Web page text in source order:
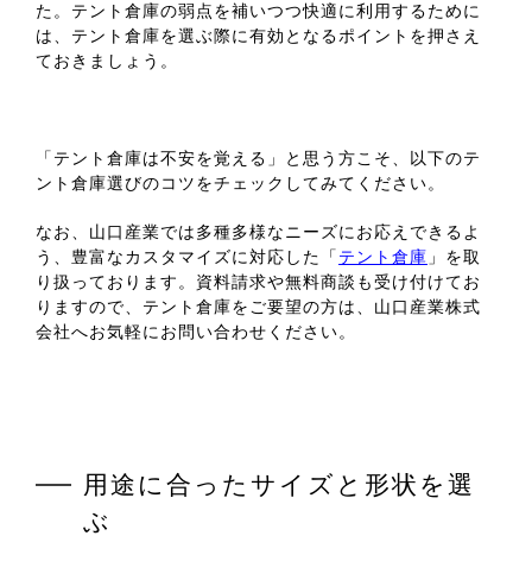
た。テント倉庫の弱点を補いつつ快適に利用するために
は、テント倉庫を選ぶ際に有効となるポイントを押さえ
ておきましょう。
「テント倉庫は不安を覚える」と思う方こそ、以下のテ
ント倉庫選びのコツをチェックしてみてください。
なお、山口産業では多種多様なニーズにお応えできるよ
う、豊富なカスタマイズに対応した「 テント倉庫 」を取
り扱っております。資料請求や無料商談も受け付けてお
りますので、テント倉庫をご要望の方は、山口産業株式
会社へお気軽にお問い合わせください。
用途に合ったサイズと形状を選
ぶ